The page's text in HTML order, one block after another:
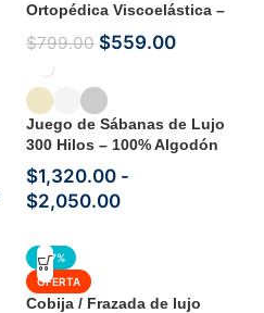
Ortopédica Viscoelástica –
Soporte Ergonómico para
Dormir
$799.00 $559.00
Juego de Sábanas de Lujo
300 Hilos – 100% Algodón
Puro
$1,320.00 -
$2,050.00
-47%
OFERTA
Cobija / Frazada de lujo